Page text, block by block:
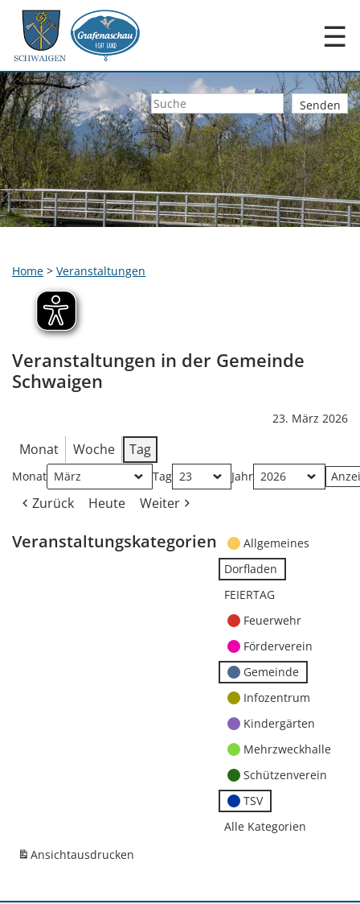
☰
Home > Veranstaltungen
Veranstaltungen in der Gemeinde
Schwaigen
23. März 2026
Monat Woche Tag
Monat Tag Jahr
Zurück Heute Weiter
Veranstaltungskategorien
Allgemeines
Dorfladen
FEIERTAG
Feuerwehr
Förderverein
Gemeinde
Infozentrum
Kindergärten
Mehrzweckhalle
Schützenverein
TSV
Alle Kategorien
Ansichtausdrucken